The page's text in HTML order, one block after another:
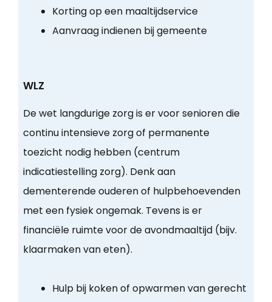
Korting op een maaltijdservice
Aanvraag indienen bij gemeente
WLZ
De wet langdurige zorg is er voor senioren die
continu intensieve zorg of permanente
toezicht nodig hebben (centrum
indicatiestelling zorg). Denk aan
dementerende ouderen of hulpbehoevenden
met een fysiek ongemak. Tevens is er
financiële ruimte voor de avondmaaltijd (bijv.
klaarmaken van eten).
Hulp bij koken of opwarmen van gerecht